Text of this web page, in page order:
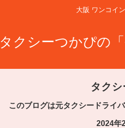
大阪 ワンコイ
タクシーつかぴの
タク
このブログは元タクシードライ
2024年